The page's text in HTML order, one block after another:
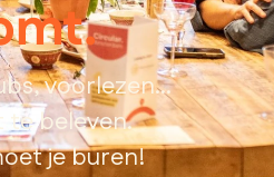
voorlezen...
te beleven.
je buren!